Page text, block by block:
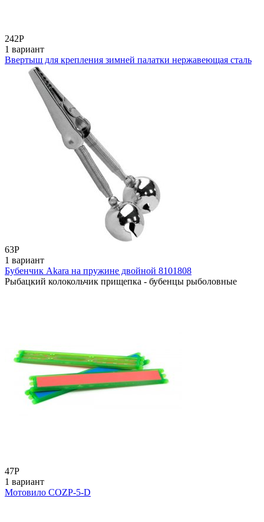
242Р
1 вариант
Ввертыш для крепления зимней палатки нержавеющая сталь
63Р
1 вариант
Бубенчик Akara на пружине двойной 8101808
Рыбацкий колокольчик прищепка - бубенцы рыболовные
47Р
1 вариант
Мотовило COZP-5-D